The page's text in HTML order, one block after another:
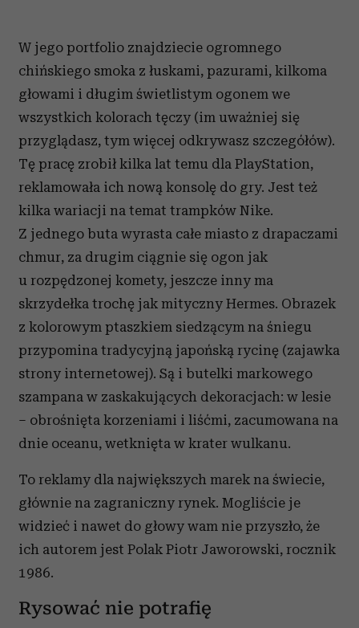
W jego portfolio znajdziecie ogromnego
chińskiego smoka z łuskami, pazurami, kilkoma
głowami i długim świetlistym ogonem we
wszystkich kolorach tęczy (im uważniej się
przyglądasz, tym więcej odkrywasz szczegółów).
Tę pracę zrobił kilka lat temu dla PlayStation,
reklamowała ich nową konsolę do gry. Jest też
kilka wariacji na temat trampków Nike.
Z jednego buta wyrasta całe miasto z drapaczami
chmur, za drugim ciągnie się ogon jak
u rozpędzonej komety, jeszcze inny ma
skrzydełka trochę jak mityczny Hermes. Obrazek
z kolorowym ptaszkiem siedzącym na śniegu
przypomina tradycyjną japońską rycinę (zajawka
strony internetowej). Są i butelki markowego
szampana w zaskakujących dekoracjach: w lesie
– obrośnięta korzeniami i liśćmi, zacumowana na
dnie oceanu, wetknięta w krater wulkanu.
To reklamy dla największych marek na świecie,
głównie na zagraniczny rynek. Mogliście je
widzieć i nawet do głowy wam nie przyszło, że
ich autorem jest Polak Piotr Jaworowski, rocznik
1986.
Rysować nie potrafię